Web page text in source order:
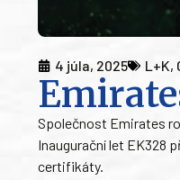
4 júla, 2025 L+K,
Společnost Emirates
Inaugurační let EK328
certifikáty.